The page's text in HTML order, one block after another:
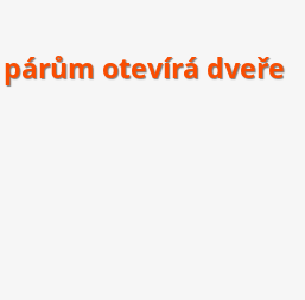
párům otevírá dveře